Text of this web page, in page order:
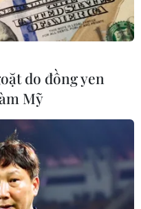
fintech
#Allen & Overy
do đồng yen
Mỹ